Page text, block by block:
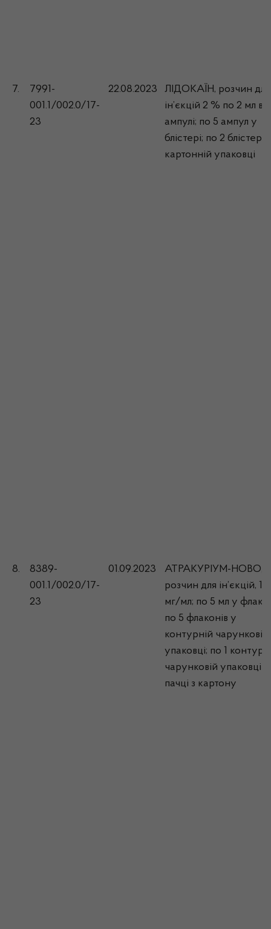
7.
7991-
001.1/002.0/17-
23
22.08.2023
ЛІДОКАЇН, розчин для
ін’єкцій 2 % по 2 мл в
ампулі; по 5 ампул у
блістері; по 2 блістери
картонній упаковці
8.
8389-
001.1/002.0/17-
23
01.09.2023
АТРАКУРІУМ-НОВО,
розчин для ін’єкцій, 10
мг/мл; по 5 мл у
по 5 флаконів у
контурній чарунковій
упаковці; по 1
чарунковій упаковці у
пачці з картону